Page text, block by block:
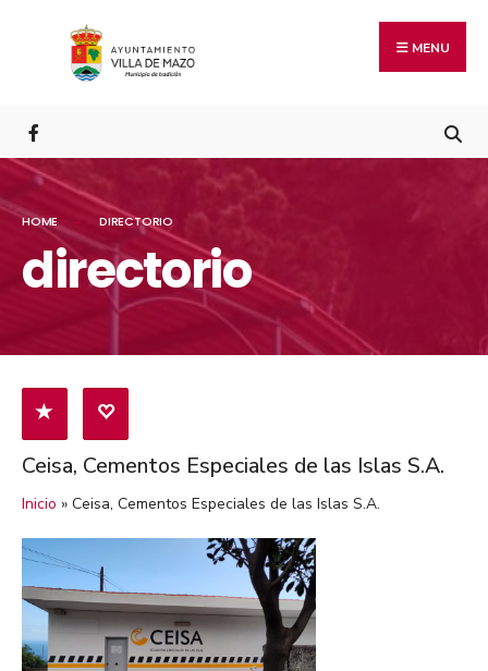
MENU
HOME DIRECTORIO
directorio
Ceisa, Cementos Especiales de las Islas S.A.
Inicio » Ceisa, Cementos Especiales de las Islas S.A.